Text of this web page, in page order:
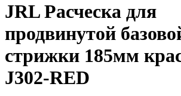
JRL Расческа для
продвинутой
стрижки 185мм
J302-RED